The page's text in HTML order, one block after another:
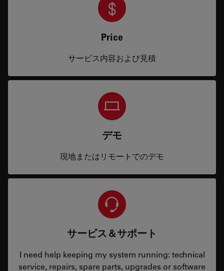
Price
サービス内容および見積
デモ
現地またはリモートでのデモ
サービス＆サポート
I need help keeping my system running: technical
service, repairs, spare parts, upgrades or software